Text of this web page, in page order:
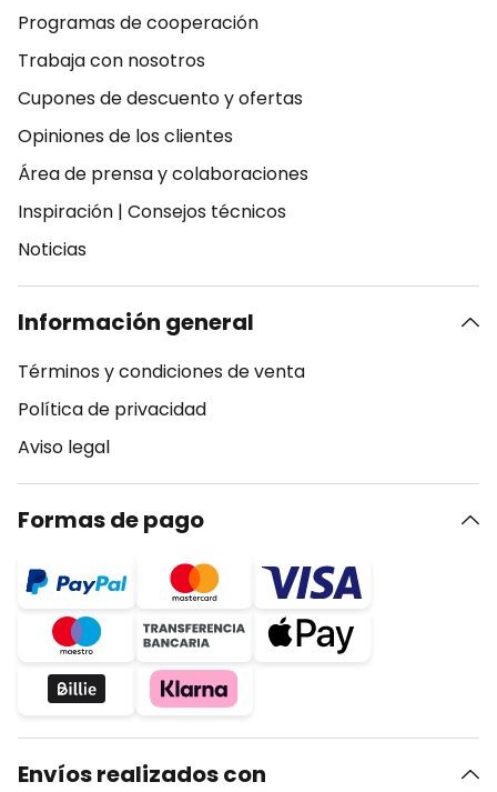
Programas de cooperación
Trabaja con nosotros
Cupones de descuento y ofertas
Opiniones de los clientes
Área de prensa y colaboraciones
Inspiración | Consejos técnicos
Noticias
Información general
Términos y condiciones de venta
Política de privacidad
Aviso legal
Formas de pago
Envíos realizados con